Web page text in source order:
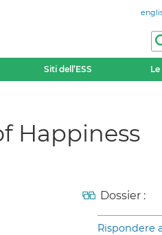
Siti dell’ESS
Happiness
Dossier :
Rispondere